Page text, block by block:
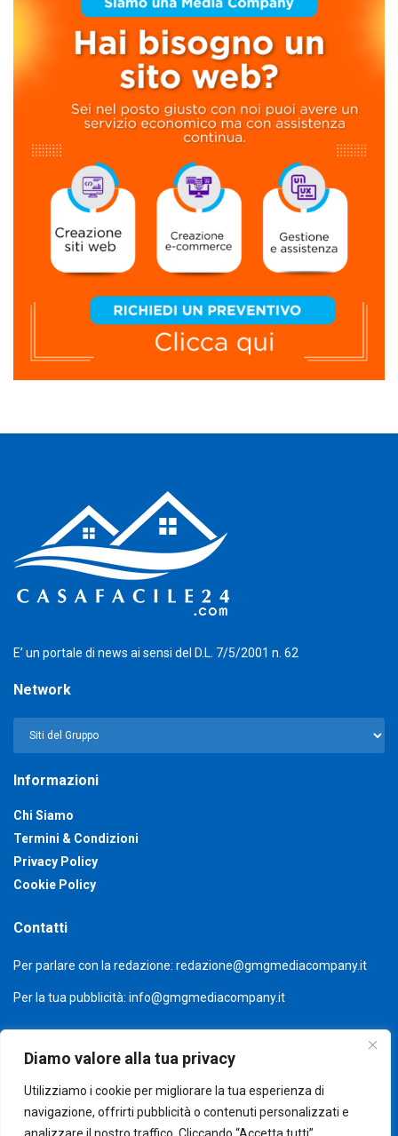
Diamo valore alla tua privacy
Utilizziamo i cookie per migliorare la tua esperienza di
navigazione, offrirti pubblicità o contenuti personalizzati e
E’ un portale di news ai sensi del D.L. 7/5/2001 n. 62
Network
Informazioni
Chi Siamo
Termini & Condizioni
Privacy Policy
Cookie Policy
Contatti
Per parlare con la redazione: redazione@gmgmediacompany.it
Per la tua pubblicità: info@gmgmediacompany.it